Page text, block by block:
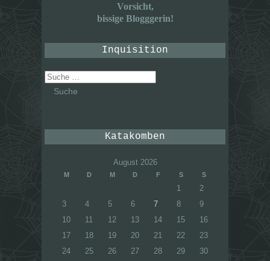
Vorsicht,
bissige Blogggerin!
Inquisition
Suche
nach:
Katakomben
August 2026
M D M D F S S
1
2
3
4 5 6 7 8
9
10
11 12 13 14 15
16
17
18 19 20 21 22
23
24
25 26 27 28 29
30